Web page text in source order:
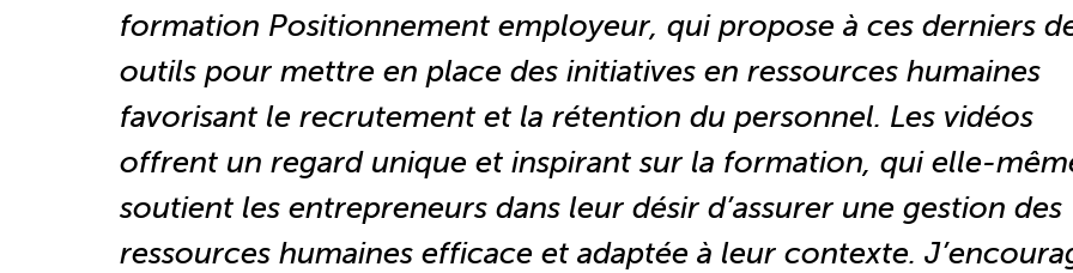
formation Positionnement employeur, qui propose à ces derniers
outils pour mettre en place des initiatives en ressources humaines
favorisant le recrutement et la rétention du personnel. Les vidéos
offrent un regard unique et inspirant sur la formation, qui elle-
soutient les entrepreneurs dans leur désir d’assurer une gestion des
ressources humaines efficace et adaptée à leur contexte.